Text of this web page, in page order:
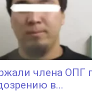
члена ОПГ
в...